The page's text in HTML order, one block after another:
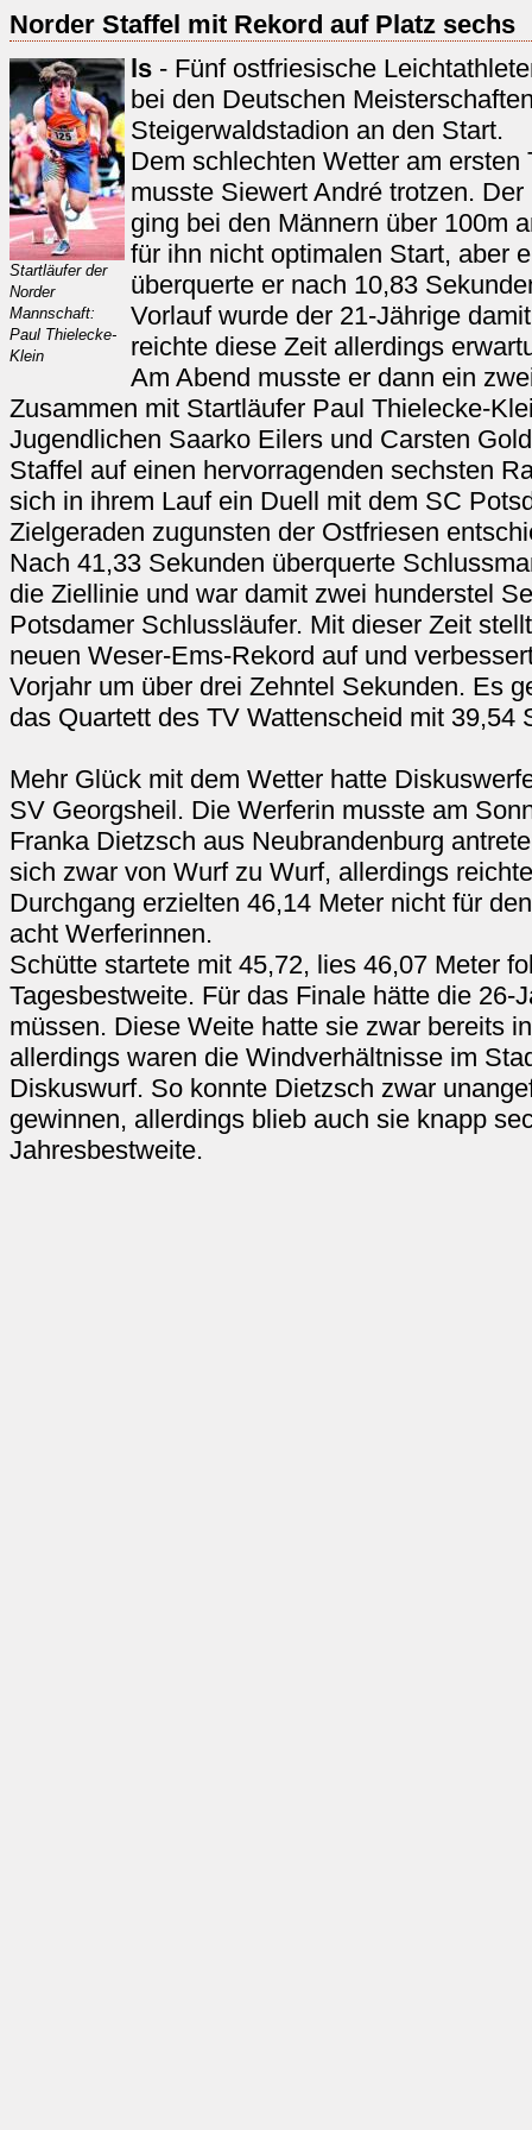
Norder Staffel mit Rekord auf Platz sechs
Startläufer der
Norder
Mannschaft:
Paul Thielecke-
Klein
ls - Fünf ostfriesische
bei den Deutschen
Steigerwaldstadion an den Start.
Dem schlechten Wetter am ersten
musste Siewert André trotzen.
ging bei den Männern über 100m
für ihn nicht optimalen Start, aber
überquerte er nach 10,83
Vorlauf wurde der 21-Jährige
reichte diese Zeit allerdings
Am Abend musste er dann ein
Zusammen mit Startläufer Paul Thielecke-
Jugendlichen Saarko Eilers und Carsten
Staffel auf einen hervorragenden sechsten
sich in ihrem Lauf ein Duell mit dem SC
Zielgeraden zugunsten der Ostfriesen
Nach 41,33 Sekunden überquerte
die Ziellinie und war damit zwei hunderstel
Potsdamer Schlussläufer. Mit dieser Zeit
neuen Weser-Ems-Rekord auf und
Vorjahr um über drei Zehntel Sekunden. Es
das Quartett des TV Wattenscheid mit 39,54
Mehr Glück mit dem Wetter hatte
SV Georgsheil. Die Werferin musste am
Franka Dietzsch aus Neubrandenburg
sich zwar von Wurf zu Wurf, allerdings
Durchgang erzielten 46,14 Meter nicht für
acht Werferinnen.
Schütte startete mit 45,72, lies 46,07 Meter
Tagesbestweite. Für das Finale hätte die 26-
müssen. Diese Weite hatte sie zwar bereits
allerdings waren die Windverhältnisse im
Diskuswurf. So konnte Dietzsch zwar
gewinnen, allerdings blieb auch sie knapp
Jahresbestweite.